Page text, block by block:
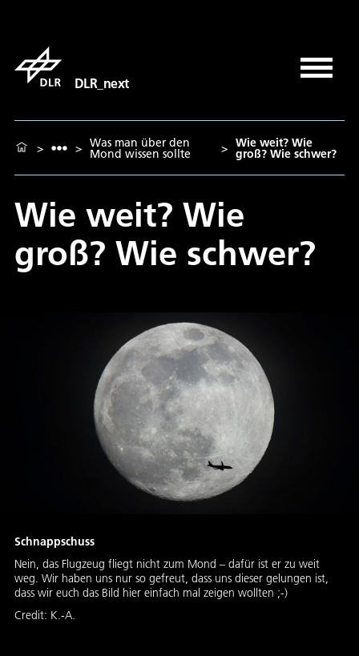
DLR_next
> > Was man über den
Mond wissen sollte > Wie weit? Wie
groß? Wie schwer?
Wie weit? Wie
groß? Wie schwer?
Schnappschuss
Nein, das Flugzeug fliegt nicht zum Mond – dafür ist er zu weit
weg. Wir haben uns nur so gefreut, dass uns dieser gelungen ist,
dass wir euch das Bild hier einfach mal zeigen wollten ;-)
Credit: K.-A.